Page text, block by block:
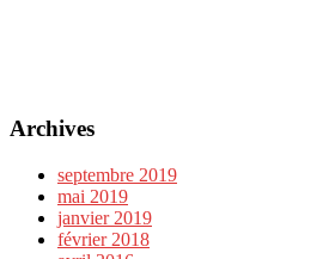
Archives
septembre 2019
mai 2019
janvier 2019
février 2018